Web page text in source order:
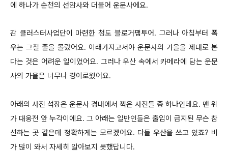
에 하나가 순천의 선암사와 더불어 운문사에요.
감 클러스터사업단이 마련한 청도 블로거팸투어. 그러나 아침부터 폭
우는 그칠 줄을 몰랐어요. 이래가지고서야 운문사의 가을을 제대로 본
다는 것은 어려운 일이었어요. 그러나 우산 속에서 카메라에 담는 운문
사의 가을은 너무나 경이로웠어요.
아래의 사진 석장은 운문사 경내에서 찍은 사진들 중 하나인데요. 맨 위
가 대웅전 앞 누각이에요. 그 아래는 일반인들은 출입이 금지된 무슨 참
선하는 곳 같은데 정확하게는 모르겠어요. 다들 우산을 쓰고 있죠? 비
가 많이 와서 자세히 알아보지 못했답니다.